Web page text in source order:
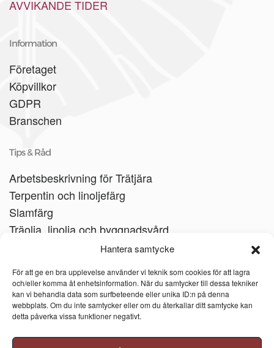
Hantera samtycke
För att ge en bra upplevelse använder vi teknik som cookies för att lagra
och/eller komma åt enhetsinformation. När du samtycker till dessa tekniker
kan vi behandla data som surfbeteende eller unika ID:n på denna
webbplats. Om du inte samtycker eller om du återkallar ditt samtycke kan
detta påverka vissa funktioner negativt.
AVVIKANDE TIDER
Information
Företaget
Köpvillkor
GDPR
Branschen
Tips & Råd
Arbetsbeskrivning för Trätjära
Terpentin och linoljefärg
Slamfärg
Träolja, linolja och byggnadsvård